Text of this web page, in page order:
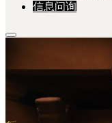
信息问询